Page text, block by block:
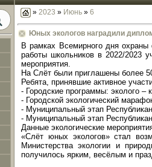
» 2023 » Июнь » 6
Юных экологов наградили
В рамках Всемирного дня
работы школьников в 2022/2023
мероприятия.
На Слёт были приглашены более
Ребята, принявшие активное
- Городские программы: эколого –
- Городской экологический
- Муниципальный этап
- Муниципальный этап
Данные экологические
«Слёт юных экологов» стал
Министерства экологии и
получилось ярким, весёлым и